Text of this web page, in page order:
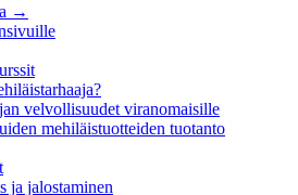
→
velvollisuudet viranomaisille
mehiläistuotteiden tuotanto
ja jalostaminen